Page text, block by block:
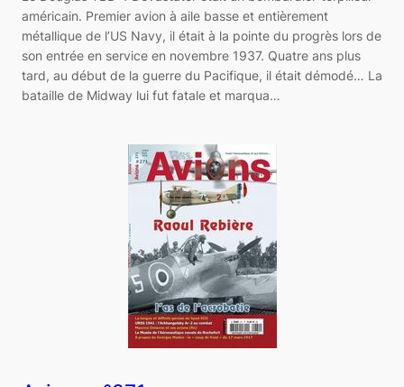
américain. Premier avion à aile basse et entièrement
métallique de l’US Navy, il était à la pointe du progrès lors de
son entrée en service en novembre 1937. Quatre ans plus
tard, au début de la guerre du Pacifique, il était démodé… La
bataille de Midway lui fut fatale et marqua…